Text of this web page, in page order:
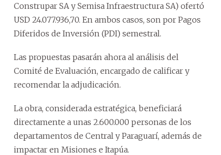
Construpar SA y Semisa Infraestructura SA) ofertó
USD 24.077.936,70. En ambos casos, son por Pagos
Diferidos de Inversión (PDI) semestral.
Las propuestas pasarán ahora al análisis del
Comité de Evaluación, encargado de calificar y
recomendar la adjudicación.
La obra, considerada estratégica, beneficiará
directamente a unas 2.600.000 personas de los
departamentos de Central y Paraguarí, además de
impactar en Misiones e Itapúa.